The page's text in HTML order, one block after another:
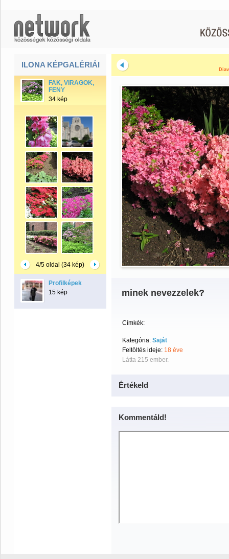
ILONA KÉPGALÉRIÁI
FAK, VIRAGOK,
FENY
34 kép
4/5 oldal (34 kép)
Profilképek
15 kép
minek nevezzelek?
Címkék:
Kategória: Saját
Feltöltés ideje: 18 éve
Látta 215 ember.
Értékeld
Kommentáld!